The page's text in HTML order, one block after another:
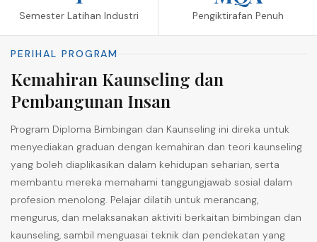
Semester Latihan Industri Pengiktirafan Penuh
PERIHAL PROGRAM
Kemahiran Kaunseling dan
Pembangunan Insan
Program Diploma Bimbingan dan Kaunseling ini direka untuk
menyediakan graduan dengan kemahiran dan teori kaunseling
yang boleh diaplikasikan dalam kehidupan seharian, serta
membantu mereka memahami tanggungjawab sosial dalam
profesion menolong. Pelajar dilatih untuk merancang,
mengurus, dan melaksanakan aktiviti berkaitan bimbingan dan
kaunseling, sambil menguasai teknik dan pendekatan yang